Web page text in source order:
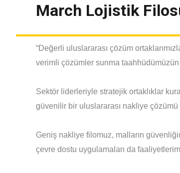
March Lojistik
“Değerli uluslararası çözüm
verimli çözümler sunma taahhüdümüzün
Sektör liderleriyle stratejik ortaklıklar
güvenilir bir uluslararası nakliye çözümü
Geniş nakliye filomuz, malların
çevre dostu uygulamaları da